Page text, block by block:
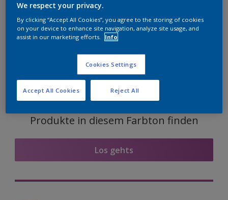
Produkte in diesem Farbton finden
Los gehts
We respect your privacy.
By clicking “Accept All Cookies”, you agree to the storing of cookies
on your device to enhance site navigation, analyze site usage, and
assist in our marketing efforts.
Info
Cookies Settings
Reject All
Accept All Cookies